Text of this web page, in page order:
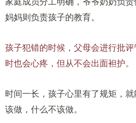
妈妈则负责孩子的教育。
孩子犯错的时候，父母会进行批
时也会心疼，但从不会出面袒护。
时间一长，孩子心里有了规矩，
该做，什么不该做。